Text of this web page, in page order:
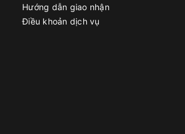
Hướng dẫn giao nhận
Điều khoản dịch vụ